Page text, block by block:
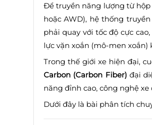
Để truyền năng lượng từ hộp
hoặc AWD), hệ thống
phải quay với tốc độ cực
lực vặn xoắn (mô-men
Trong thế giới xe hiện đại,
Carbon (Carbon Fiber) đại
năng đỉnh cao, công nghệ xe
Dưới đây là bài phân tích